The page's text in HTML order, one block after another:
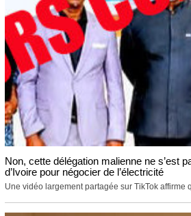
Non, cette délégation malienne ne s’est
d’Ivoire pour négocier de l’électricité
Une vidéo largement partagée sur TikTok affirme